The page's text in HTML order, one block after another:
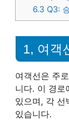
6.3 Q3:
1, 여객
여객선은 주
니다. 이 경로
있으며, 각 선
있습니다.